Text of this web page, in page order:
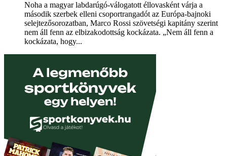
Noha a magyar labdarúgó-válogatott éllovasként várja a
második szerbek elleni csoportrangadót az Európa-bajnoki
selejtezősorozatban, Marco Rossi szövetségi kapitány szerint
nem áll fenn az elbizakodottság kockázata. „Nem áll fenn a
kockázata, hogy...